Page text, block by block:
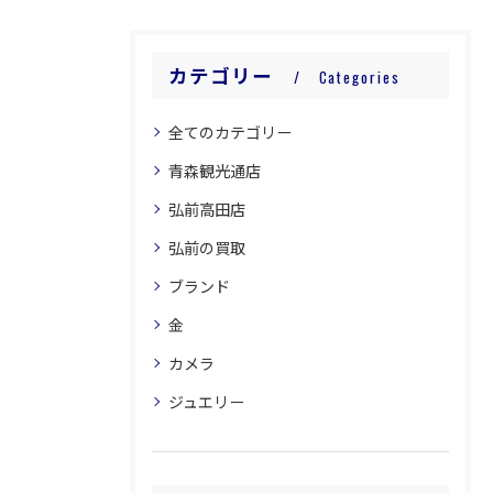
カテゴリー Categories
全てのカテゴリー
青森観光通店
弘前高田店
弘前の買取
ブランド
金
カメラ
ジュエリー